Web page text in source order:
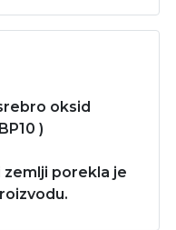
oksid
)
zemlji porekla je